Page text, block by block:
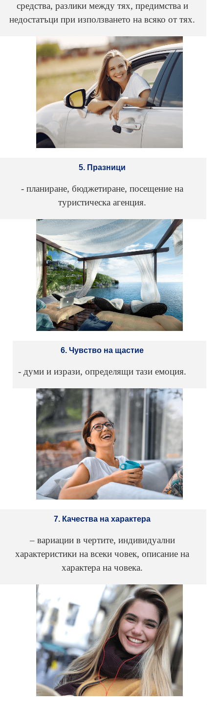
средства, разлики между тях, предимства и
недостатъци при използването на всяко от тях.
5. Празници
- планиране, бюджетиране, посещение на
туристическа агенция.
6. Чувство на щастие
- думи и изрази, определящи тази емоция.
7. Качества на характера
– вариации в чертите, индивидуални
характеристики на всеки човек, описание на
характера на човека.